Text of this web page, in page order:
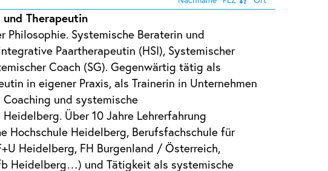
Therapeutin
Systemische Beraterin und
Paartherapeutin (HSI), Systemischer
Coach (SG). Gegenwärtig tätig als
in eigener Praxis, als Trainerin in Unternehmen
und systemische
Über 10 Jahre Lehrerfahrung
Hochschule Heidelberg, Berufsfachschule für
Heidelberg, FH Burgenland / Österreich,
Heidelberg…) und Tätigkeit als systemische